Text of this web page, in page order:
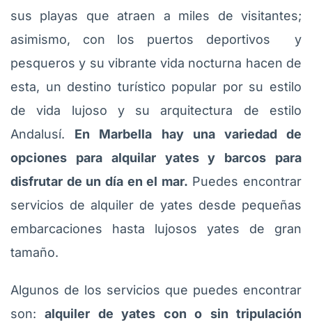
sus playas que atraen a miles de visitantes;
asimismo, con los puertos deportivos y
pesqueros y su vibrante vida nocturna hacen de
esta, un destino turístico popular por su estilo
de vida lujoso y su arquitectura de estilo
Andalusí. En Marbella hay una variedad de
opciones para alquilar yates y barcos para
disfrutar de un día en el mar. Puedes encontrar
servicios de alquiler de yates desde pequeñas
embarcaciones hasta lujosos yates de gran
tamaño.
Algunos de los servicios que puedes encontrar
son:alquiler de yates con o sin tripulación